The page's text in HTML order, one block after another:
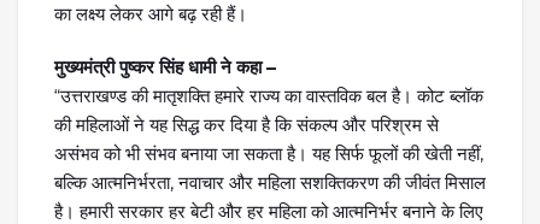
का लक्ष्य लेकर आगे बढ़ रही हैं।
मुख्यमंत्री पुष्कर सिंह धामी ने कहा –
“उत्तराखण्ड की मातृशक्ति हमारे राज्य का वास्तविक बल है। कोट ब्लॉक
की महिलाओं ने यह सिद्ध कर दिया है कि संकल्प और परिश्रम से
असंभव को भी संभव बनाया जा सकता है। यह सिर्फ फूलों की खेती नहीं,
बल्कि आत्मनिर्भरता, नवाचार और महिला सशक्तिकरण की जीवंत मिसाल
है। हमारी सरकार हर बेटी और हर महिला को आत्मनिर्भर बनाने के लिए